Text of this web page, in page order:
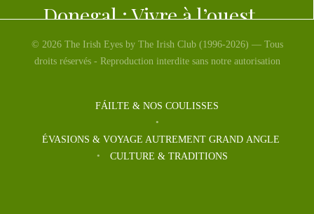
Donegal : Vivre à l’ouest…
Lorsque vous imaginez l’Irlande : sa variété de
paysages, des lacs et des rivières, des montagnes, des
© 2026 The Irish Eyes by The Irish Club (1996-2026) — Tous
droits réservés - Reproduction interdite sans notre autorisation
FÁILTE & NOS COULISSES
ÉVASIONS & VOYAGE AUTREMENT GRAND ANGLE
CULTURE & TRADITIONS